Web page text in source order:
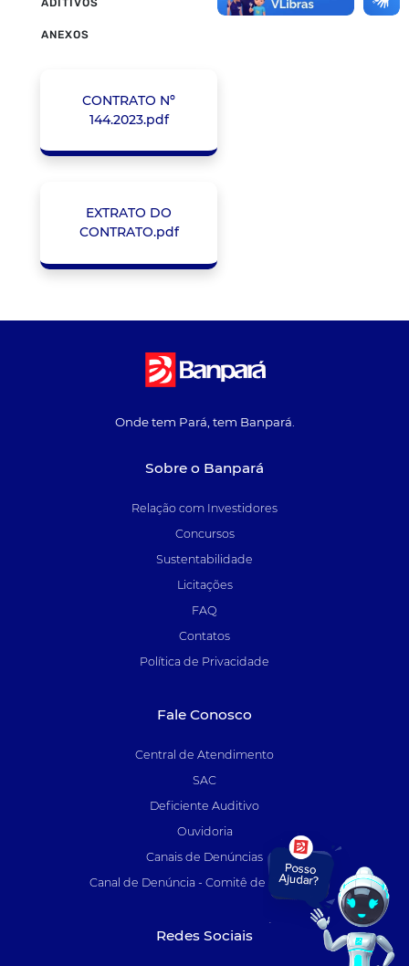
ANEXOS
CONTRATO Nº
144.2023.pdf
EXTRATO DO
CONTRATO.pdf
Onde tem Pará, tem Banpará.
Sobre o Banpará
Relação com Investidores
Concursos
Sustentabilidade
Licitações
FAQ
Contatos
Política de Privacidade
Fale Conosco
Central de Atendimento
SAC
Deficiente Auditivo
Ouvidoria
Canais de Denúncias
Canal de Denúncia - Comitê de Auditoria
Redes Sociais